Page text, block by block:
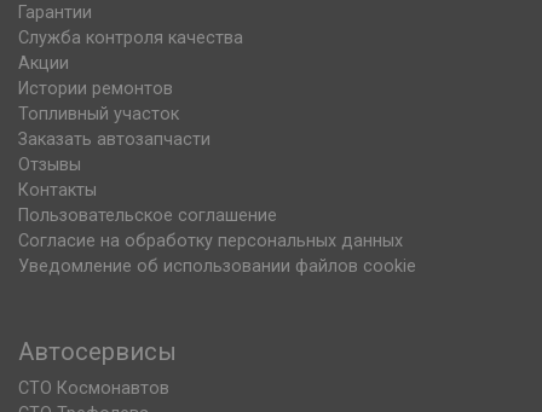
Гарантии
Служба контроля качества
Акции
Истории ремонтов
Топливный участок
Заказать автозапчасти
Отзывы
Контакты
Пользовательское соглашение
Согласие на обработку персональных данных
Уведомление об использовании файлов cookie
Автосервисы
СТО Космонавтов